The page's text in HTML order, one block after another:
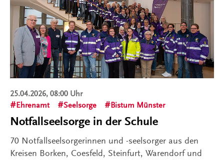
25.04.2026, 08:00 Uhr
Ehrenamt
Seelsorge Bistum Münster
Notfallseelsorge in der Schule
70 Notfallseelsorgerinnen und -seelsorger aus den
Kreisen Borken, Coesfeld, Steinfurt, Warendorf und